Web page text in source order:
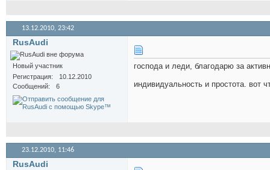
13.12.2010, 23:42
RusAudi
Новый участник
Регистрация
10.12.2010
Сообщений
6
господа и леди, благодарю за
индивидуальность и простота. вот
23.12.2010, 11:46
RusAudi